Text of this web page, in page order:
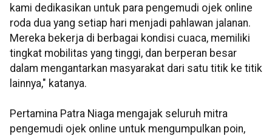
kami dedikasikan untuk para pengemudi ojek online
roda dua yang setiap hari menjadi pahlawan jalanan.
Mereka bekerja di berbagai kondisi cuaca, memiliki
tingkat mobilitas yang tinggi, dan berperan besar
dalam mengantarkan masyarakat dari satu titik ke titik
lainnya," katanya.
Pertamina Patra Niaga mengajak seluruh mitra
pengemudi ojek online untuk mengumpulkan poin,